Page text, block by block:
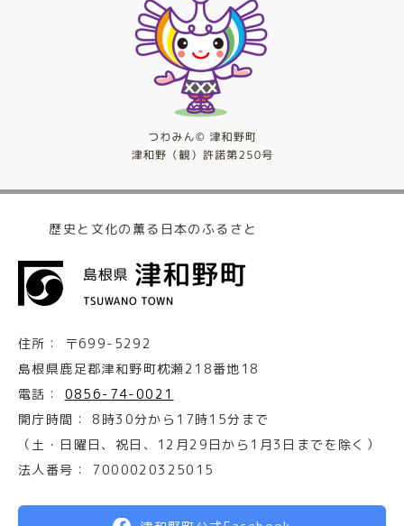
歴史と文化の薫る日本のふるさと
住所：
〒699-5292
島根県鹿足郡津和野町枕瀬218番地18
電話：
0856-74-0021
開庁時間：
8時30分から17時15分まで
（土・日曜日、祝日、12月29日から1月3日までを除く）
法人番号：
7000020325015